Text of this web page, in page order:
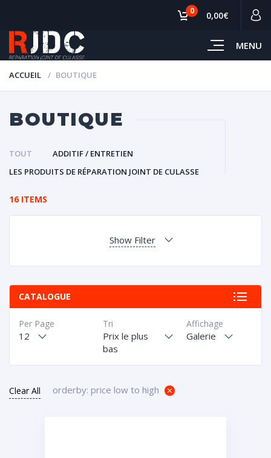
MENU
0 0,00€
ACCUEIL BOUTIQUE
BOUTIQUE
TOUT
ADDITIF / ENTRETIEN
LES PRODUITS DE RÉPARATION JOINT DE CULASSE
16 ITEMS
Show Filter
CATALOGUE
Affichage
Galerie
Tri
Prix le plus
bas
Per Page
12
Clear All orderby: price low to high